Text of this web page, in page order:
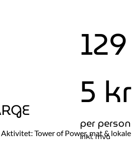
Aktivitet: Tower of Power, mat & lokale
129
5 kr
per person
inkl. mva